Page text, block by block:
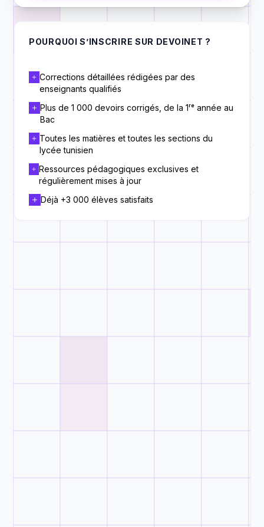
POURQUOI S’INSCRIRE SUR DEVOINET ?
Corrections détaillées rédigées par des
enseignants qualifiés
Plus de 1 000 devoirs corrigés, de la 1ʳᵉ année au
Bac
Toutes les matières et toutes les sections du
lycée tunisien
Ressources pédagogiques exclusives et
régulièrement mises à jour
Déjà +3 000 élèves satisfaits